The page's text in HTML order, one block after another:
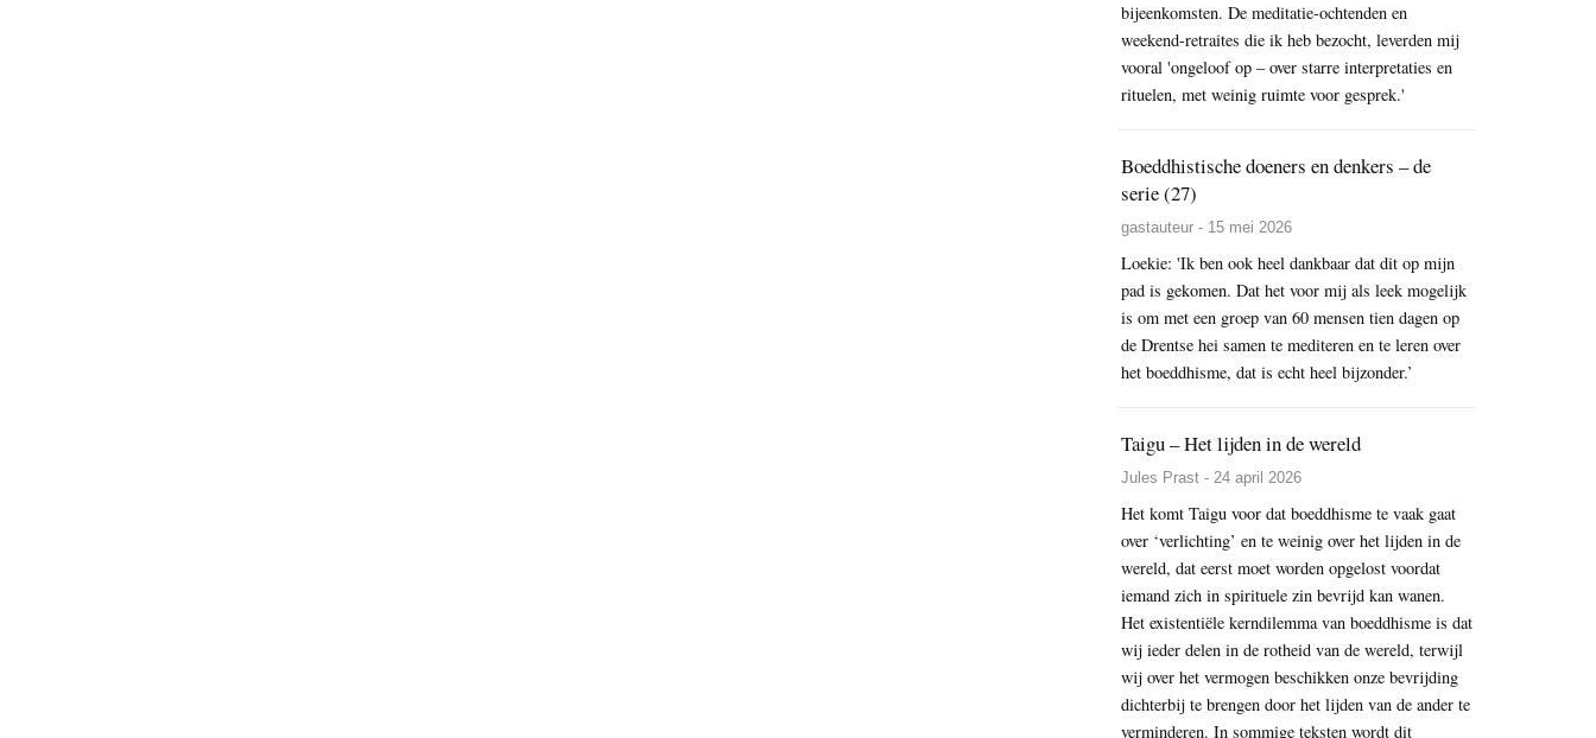
bijeenkomsten. De meditatie-ochtenden en
weekend-retraites die ik heb bezocht, leverden mij
vooral 'ongeloof op – over starre interpretaties en
rituelen, met weinig ruimte voor gesprek.'
Boeddhistische doeners en denkers – de
serie (27)
gastauteur - 15 mei 2026
Loekie: 'Ik ben ook heel dankbaar dat dit op mijn
pad is gekomen. Dat het voor mij als leek mogelijk
is om met een groep van 60 mensen tien dagen op
de Drentse hei samen te mediteren en te leren over
het boeddhisme, dat is echt heel bijzonder.’
Taigu – Het lijden in de wereld
Jules Prast - 24 april 2026
Het komt Taigu voor dat boeddhisme te vaak gaat
over ‘verlichting’ en te weinig over het lijden in de
wereld, dat eerst moet worden opgelost voordat
iemand zich in spirituele zin bevrijd kan wanen.
Het existentiële kerndilemma van boeddhisme is dat
wij ieder delen in de rotheid van de wereld, terwijl
wij over het vermogen beschikken onze bevrijding
dichterbij te brengen door het lijden van de ander te
verminderen. In sommige teksten wordt dit